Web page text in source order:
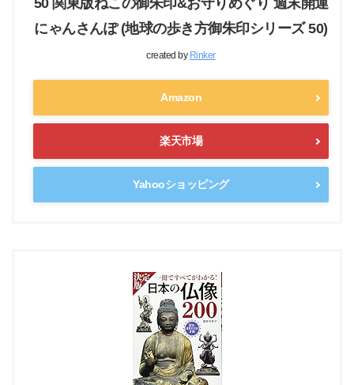
50 関東版ねこの御朱印&お守りめぐり 週末開運
にゃんさんぽ (地球の歩き方御朱印シリーズ 50)
created by Rinker
Amazon
楽天市場
Yahooショッピング